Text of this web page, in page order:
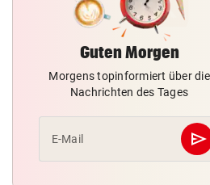
Guten Morgen
Morgens topinformiert über die
Nachrichten des Tages
E-Mail send